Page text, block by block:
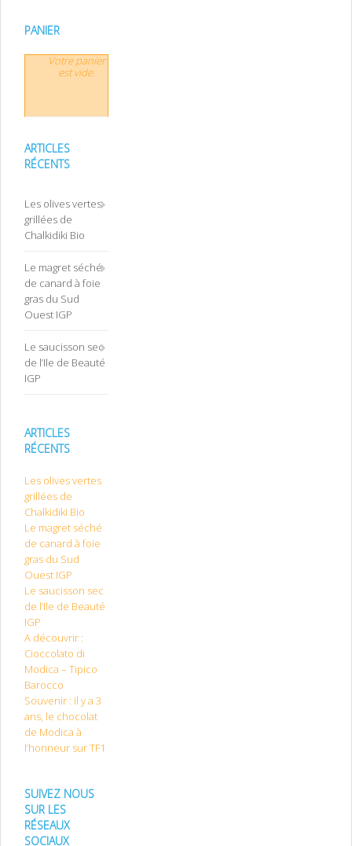
PANIER
Votre panier
est vide.
ARTICLES
RÉCENTS
Les olives vertes
grillées de
Chalkidiki Bio
Le magret séché
de canard à foie
gras du Sud
Ouest IGP
Le saucisson sec
de l’Ile de Beauté
IGP
ARTICLES
RÉCENTS
Les olives vertes
grillées de
Chalkidiki Bio
Le magret séché
de canard à foie
gras du Sud
Ouest IGP
Le saucisson sec
de l’Ile de Beauté
IGP
A découvrir :
Cioccolato di
Modica – Tipico
Barocco
Souvenir : il y a 3
ans, le chocolat
de Modica à
l’honneur sur TF1
SUIVEZ NOUS
SUR LES
RÉSEAUX
SOCIAUX